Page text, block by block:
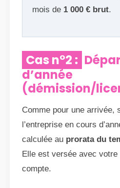
mois de 1 000 € brut.
Cas n°2 :
d’année
(démission/
Comme pour une arrivée,
l’entreprise en cours
calculée au prorata du
Elle est versée avec votre
compte.